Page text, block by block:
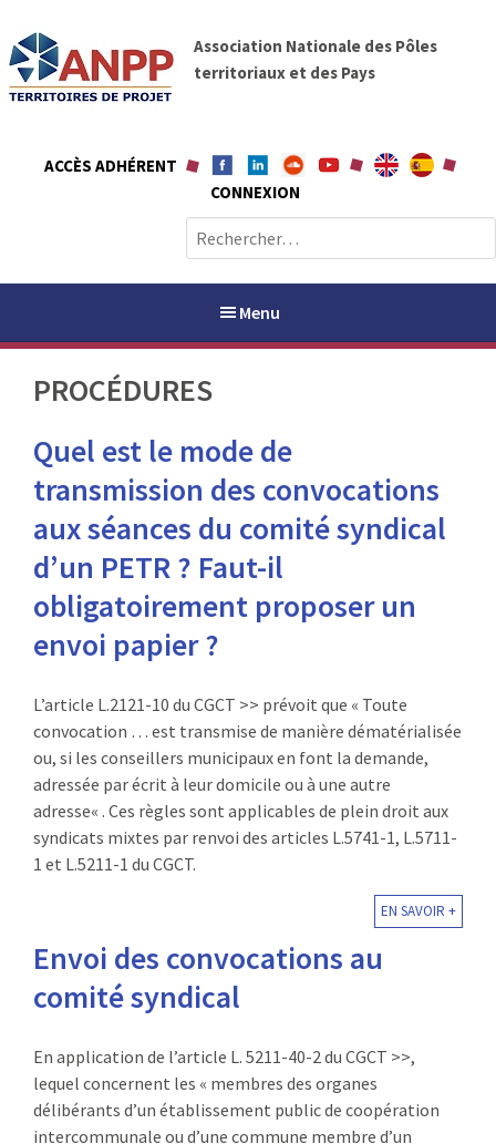
t
A
N
P
P
Association Nationale des Pôles
territoriaux et des Pays
ACCÈS ADHÉRENT
CONNEXION
e
c
c
e
r
:
Menu
RENCONTRES
JURIDIQUE
EUROPE
EMPLOI
PROCÉDURES
Quel est le mode de
transmission des convocations
aux séances du comité syndical
d’un PETR ? Faut-il
obligatoirement proposer un
envoi papier ?
L’article L.2121-10 du CGCT >> prévoit que « Toute
convocation … est transmise de manière dématérialisée
ou, si les conseillers municipaux en font la demande,
adressée par écrit à leur domicile ou à une autre
adresse« . Ces règles sont applicables de plein droit aux
syndicats mixtes par renvoi des articles L.5741-1, L.5711-
1 et L.5211-1 du CGCT.
EN SAVOIR +
Envoi des convocations au
comité syndical
En application de l’article L. 5211-40-2 du CGCT >>,
lequel concernent les « membres des organes
délibérants d’un établissement public de coopération
intercommunale ou d’une commune membre d’un